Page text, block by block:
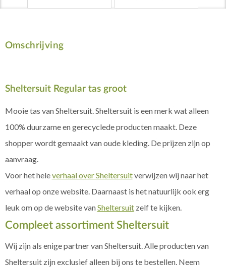
Omschrijving
Sheltersuit Regular tas groot
Mooie tas van Sheltersuit. Sheltersuit is een merk wat alleen
100% duurzame en gerecyclede producten maakt. Deze
shopper wordt gemaakt van oude kleding. De prijzen zijn op
aanvraag.
Voor het heleverhaal over Sheltersuitverwijzen wij naar het
verhaal op onze website. Daarnaast is het natuurlijk ook erg
leuk om op de website vanSheltersuitzelf te kijken.
Compleet assortiment Sheltersuit
Wij zijn als enige partner van Sheltersuit. Alle producten van
Sheltersuit zijn exclusief alleen bij ons te bestellen. Neem